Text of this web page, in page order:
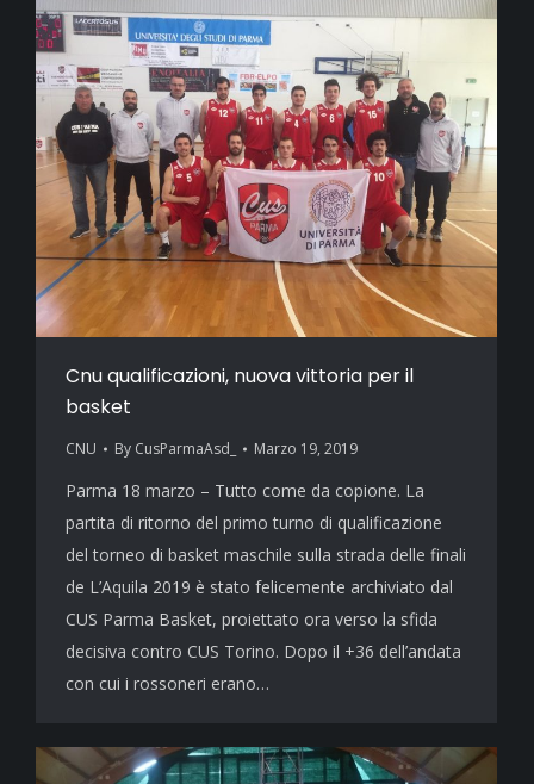
Cnu qualificazioni, nuova vittoria per il
basket
CNU By CusParmaAsd_ Marzo 19, 2019
Parma 18 marzo – Tutto come da copione. La
partita di ritorno del primo turno di qualificazione
del torneo di basket maschile sulla strada delle finali
de L’Aquila 2019 è stato felicemente archiviato dal
CUS Parma Basket, proiettato ora verso la sfida
decisiva contro CUS Torino. Dopo il +36 dell’andata
con cui i rossoneri erano…